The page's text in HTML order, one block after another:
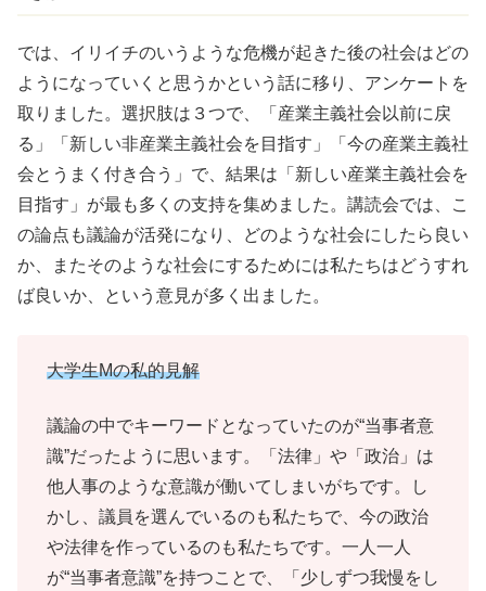
では、イリイチのいうような危機が起きた後の社会はどの
ようになっていくと思うかという話に移り、アンケートを
取りました。選択肢は３つで、「産業主義社会以前に戻
る」「新しい非産業主義社会を目指す」「今の産業主義社
会とうまく付き合う」で、結果は「新しい産業主義社会を
目指す」が最も多くの支持を集めました。講読会では、こ
の論点も議論が活発になり、どのような社会にしたら良い
か、またそのような社会にするためには私たちはどうすれ
ば良いか、という意見が多く出ました。
大学生Mの私的見解
議論の中でキーワードとなっていたのが“当事者意
識”だったように思います。「法律」や「政治」は
他人事のような意識が働いてしまいがちです。し
かし、議員を選んでいるのも私たちで、今の政治
や法律を作っているのも私たちです。一人一人
が“当事者意識”を持つことで、「少しずつ我慢をし